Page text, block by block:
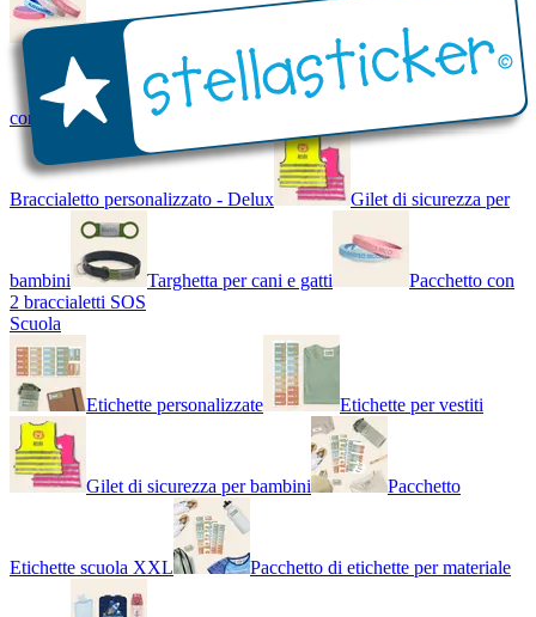
Braccialetto SOS - Bicolore Braccialetto SOS
con Nome - Luminoso
Braccialetto personalizzato - Delux Gilet di sicurezza per
bambini Targhetta per cani e gatti
Pacchetto con
2 braccialetti SOS
Scuola
Etichette personalizzate Etichette per vestiti
Gilet di sicurezza per bambini Pacchetto
Etichette scuola XXL Pacchetto di etichette per materiale